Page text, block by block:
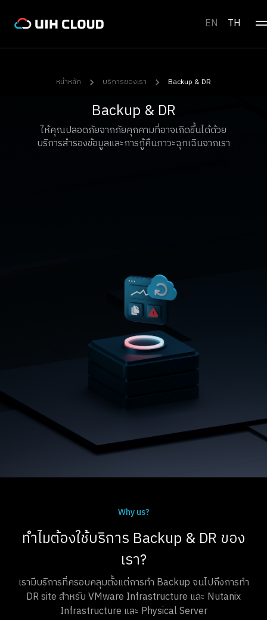
EN TH
หน้าหลัก บริการของเรา Backup & DR
Backup & DR
ให้คุณปลอดภัยจากภัยคุกคามที่อาจเกิดขึ้นได้ด้วย
บริการสำรองข้อมูลและการกู้คืนภาวะฉุกเฉินจากเรา
Why us?
ทำไมต้องใช้บริการ Backup & DR ของ
เรา?
เรามีบริการที่ครอบคลุมตั้งแต่การทำ Backup จนไปถึงการทำ
DR site สำหรับ VMware Infrastructure และ Nutanix
Infrastructure และ Physical Server